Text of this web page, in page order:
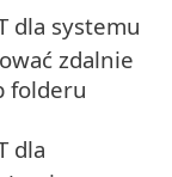
dla systemu
zdalnie
folderu
dla